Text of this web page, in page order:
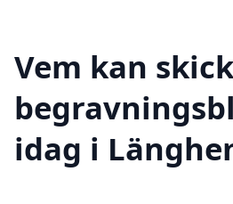
Vem kan
idag i